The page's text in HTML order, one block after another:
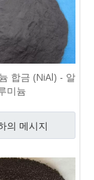
합금 (NiAl) - 알
미늄
의 메시지